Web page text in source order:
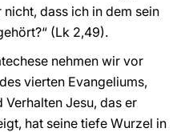
nicht, dass ich in dem sein
(Lk 2,49).
nehmen wir vor
vierten Evangeliums,
Verhalten Jesu, das er
hat seine tiefe Wurzel in